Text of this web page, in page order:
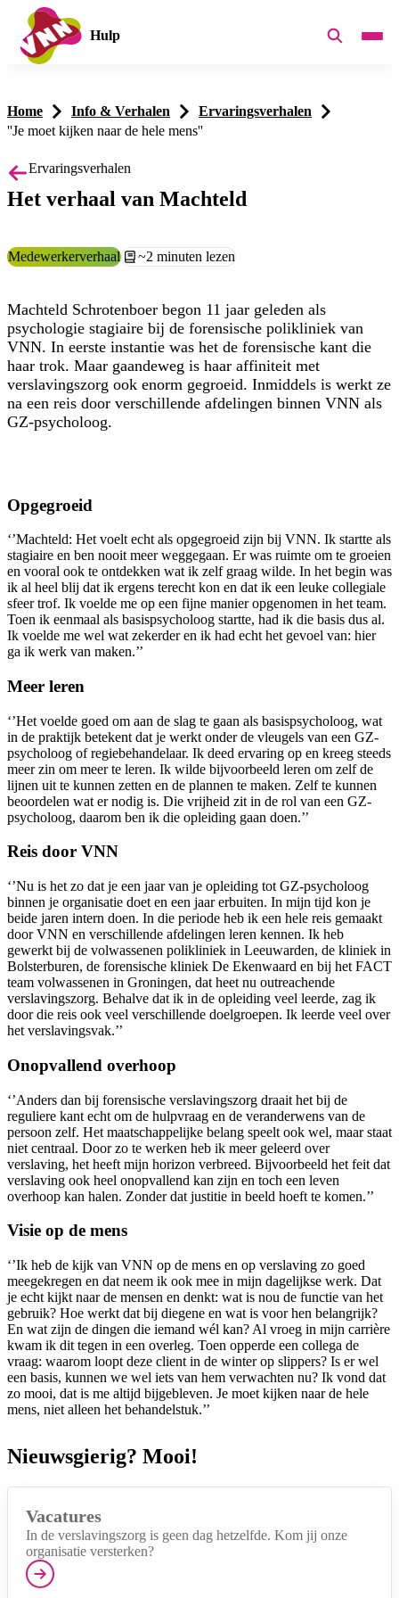
Hulp
Home Info & Verhalen
Ervaringsverhalen
''Je moet kijken naar de hele mens''
Ervaringsverhalen
Het verhaal van Machteld
Categorie:
MedewerkerverhaalLeestijd:
~2 minuten lezen
Machteld Schrotenboer begon 11 jaar geleden als
psychologie stagiaire bij de forensische polikliniek van
VNN. In eerste instantie was het de forensische kant die
haar trok. Maar gaandeweg is haar affiniteit met
verslavingszorg ook enorm gegroeid. Inmiddels is werkt ze
na een reis door verschillende afdelingen binnen VNN als
GZ-psycholoog.
Opgegroeid
‘’Machteld: Het voelt echt als opgegroeid zijn bij VNN. Ik startte als
stagiaire en ben nooit meer weggegaan. Er was ruimte om te groeien
en vooral ook te ontdekken wat ik zelf graag wilde. In het begin was
ik al heel blij dat ik ergens terecht kon en dat ik een leuke collegiale
sfeer trof. Ik voelde me op een fijne manier opgenomen in het team.
Toen ik eenmaal als basispsycholoog startte, had ik die basis dus al.
Ik voelde me wel wat zekerder en ik had echt het gevoel van: hier
ga ik werk van maken.’’
Meer leren
‘’Het voelde goed om aan de slag te gaan als basispsycholoog, wat
in de praktijk betekent dat je werkt onder de vleugels van een GZ-
psycholoog of regiebehandelaar. Ik deed ervaring op en kreeg steeds
meer zin om meer te leren. Ik wilde bijvoorbeeld leren om zelf de
lijnen uit te kunnen zetten en de plannen te maken. Zelf te kunnen
beoordelen wat er nodig is. Die vrijheid zit in de rol van een GZ-
psycholoog, daarom ben ik die opleiding gaan doen.’’
Reis door VNN
‘’Nu is het zo dat je een jaar van je opleiding tot GZ-psycholoog
binnen je organisatie doet en een jaar erbuiten. In mijn tijd kon je
beide jaren intern doen. In die periode heb ik een hele reis gemaakt
door VNN en verschillende afdelingen leren kennen. Ik heb
gewerkt bij de volwassenen polikliniek in Leeuwarden, de kliniek in
Bolsterburen, de forensische kliniek De Ekenwaard en bij het FACT
team volwassenen in Groningen, dat heet nu outreachende
verslavingszorg. Behalve dat ik in de opleiding veel leerde, zag ik
door die reis ook veel verschillende doelgroepen. Ik leerde veel over
het verslavingsvak.’’
Onopvallend overhoop
‘’Anders dan bij forensische verslavingszorg draait het bij de
reguliere kant echt om de hulpvraag en de veranderwens van de
persoon zelf. Het maatschappelijke belang speelt ook wel, maar staat
niet centraal. Door zo te werken heb ik meer geleerd over
verslaving, het heeft mijn horizon verbreed. Bijvoorbeeld het feit dat
verslaving ook heel onopvallend kan zijn en toch een leven
overhoop kan halen. Zonder dat justitie in beeld hoeft te komen.’’
Visie op de mens
‘’Ik heb de kijk van VNN op de mens en op verslaving zo goed
meegekregen en dat neem ik ook mee in mijn dagelijkse werk. Dat
je echt kijkt naar de mensen en denkt: wat is nou de functie van het
gebruik? Hoe werkt dat bij diegene en wat is voor hen belangrijk?
En wat zijn de dingen die iemand wél kan? Al vroeg in mijn carrière
kwam ik dit tegen in een overleg. Toen opperde een collega de
vraag: waarom loopt deze client in de winter op slippers? Is er wel
een basis, kunnen we wel iets van hem verwachten nu? Ik vond dat
zo mooi, dat is me altijd bijgebleven. Je moet kijken naar de hele
mens, niet alleen het behandelstuk.’’
Nieuwsgierig? Mooi!
Vacatures
In de verslavingszorg is geen dag hetzelfde. Kom jij onze
organisatie versterken?